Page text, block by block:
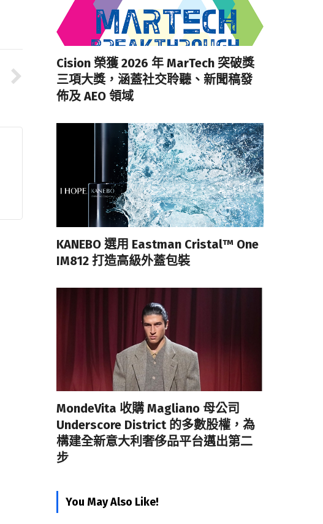
Cision 榮獲 2026 年 MarTech 突破獎
三項大獎，涵蓋社交聆聽、新聞稿發
佈及 AEO 領域
KANEBO 選用 Eastman Cristal™ One
IM812 打造高級外蓋包裝
MondeVita 收購 Magliano 母公司
Underscore District 的多數股權，為
構建全新意大利奢侈品平台邁出第二
步
You May Also Like!